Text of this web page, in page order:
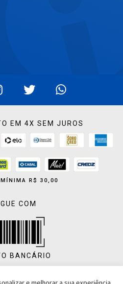
EM 4X SEM JUROS
MÍNIMA R$ 30,00
COM
BANCÁRIO